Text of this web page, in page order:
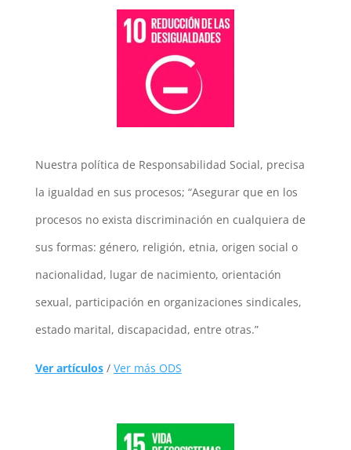
Nuestra política de Responsabilidad Social, precisa
la igualdad en sus procesos; “Asegurar que en los
procesos no exista discriminación en cualquiera de
sus formas: género, religión, etnia, origen social o
nacionalidad, lugar de nacimiento, orientación
sexual, participación en organizaciones sindicales,
estado marital, discapacidad, entre otras.”
Ver artículos / Ver más ODS